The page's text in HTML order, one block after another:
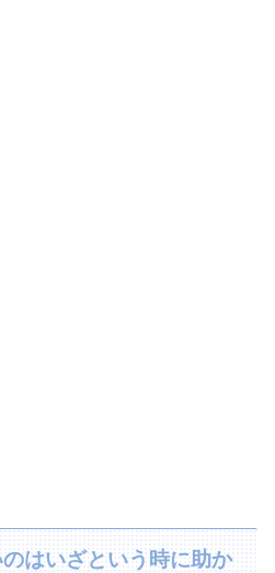
はいざという時に助か